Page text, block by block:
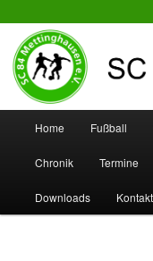
SC 84
Zum
Inhalt
wechseln
Zum
sekundären
Inhalt
Home Fußball
Chronik Termine
Downloads Kontakt